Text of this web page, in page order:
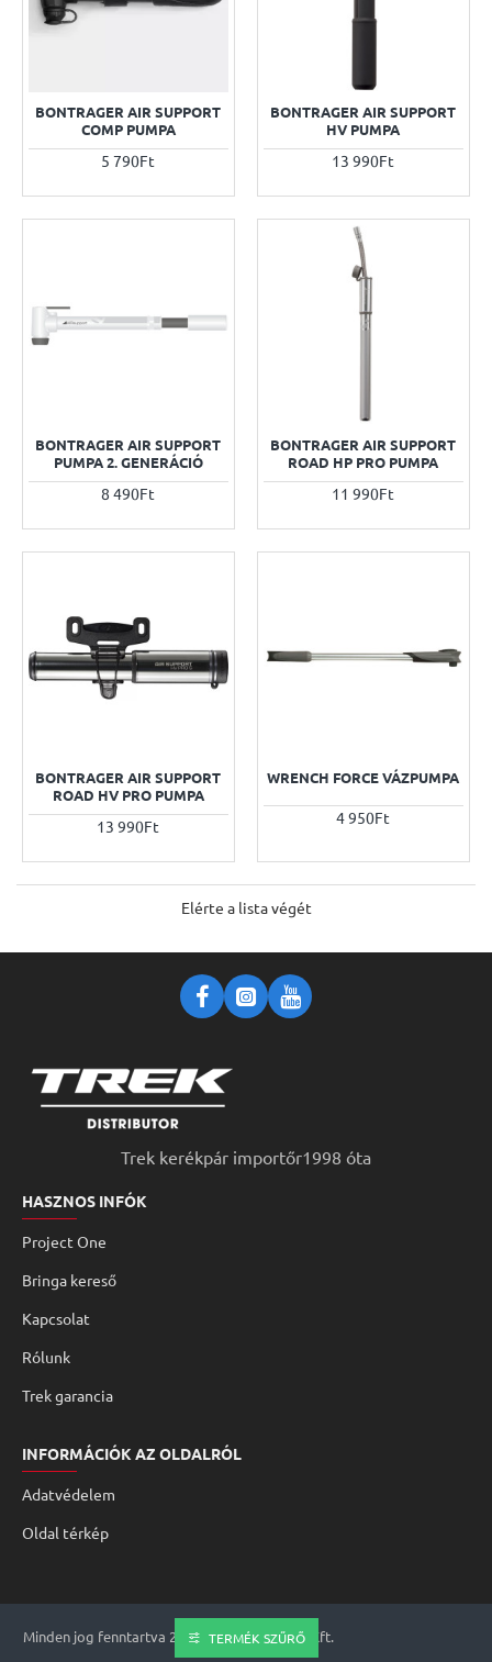
BONTRAGER AIR SUPPORT
COMP PUMPA
5 790Ft
BONTRAGER AIR SUPPORT
HV PUMPA
13 990Ft
BONTRAGER AIR SUPPORT
PUMPA 2. GENERÁCIÓ
8 490Ft
BONTRAGER AIR SUPPORT
ROAD HP PRO PUMPA
11 990Ft
BONTRAGER AIR SUPPORT
ROAD HV PRO PUMPA
13 990Ft
WRENCH FORCE VÁZPUMPA
4 950Ft
Elérte a lista végét
Trek kerékpár importőr1998 óta
HASZNOS INFÓK
Project One
Bringa kereső
Kapcsolat
Rólunk
Trek garancia
INFORMÁCIÓK AZ OLDALRÓL
Adatvédelem
Oldal térkép
Minden jog fenntartva 2008 - 2026 Genomed Kft.
TERMÉK SZŰRŐ